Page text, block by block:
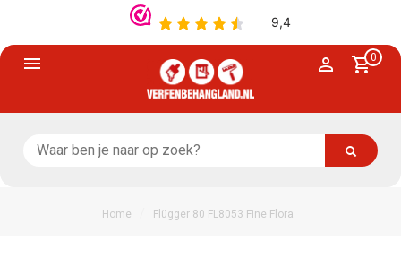
0
Home Flügger 80 FL8053 Fine Flora